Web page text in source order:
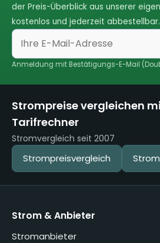
der Preis-Überblick aus unserer
kostenlos und jederzeit abbestellbar.
Anmeldung mit Bestätigungs-E-Mail
Strompreise vergleichen
Tarifrechner
Stromvergleich seit 2007
Strompreisvergleich
Strom & Anbieter
Stromanbieter